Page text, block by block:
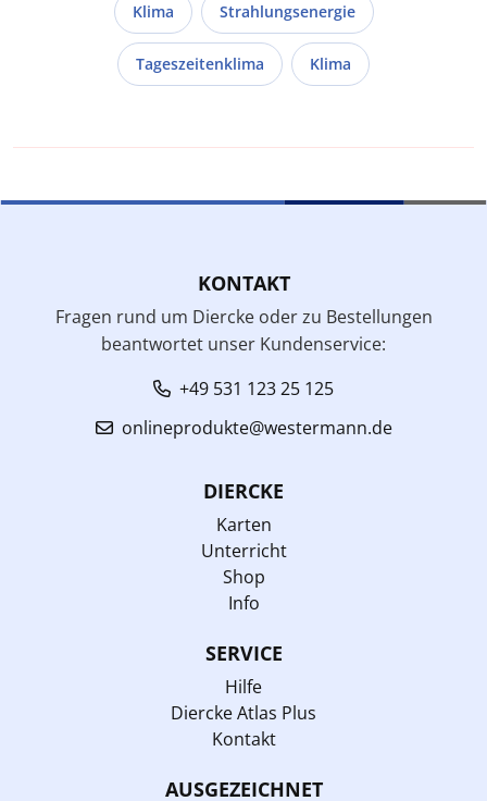
Klima Strahlungsenergie
Tageszeitenklima Klima
KONTAKT
Fragen rund um Diercke oder zu Bestellungen
beantwortet unser Kundenservice:
+49 531 123 25 125
onlineprodukte@westermann.de
DIERCKE
Karten
Unterricht
Shop
Info
SERVICE
Hilfe
Diercke Atlas Plus
Kontakt
AUSGEZEICHNET